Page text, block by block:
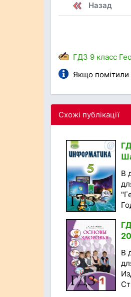
Назад
ГДЗ 9 класс
Якщо помітили
Схожі публікації
В
В